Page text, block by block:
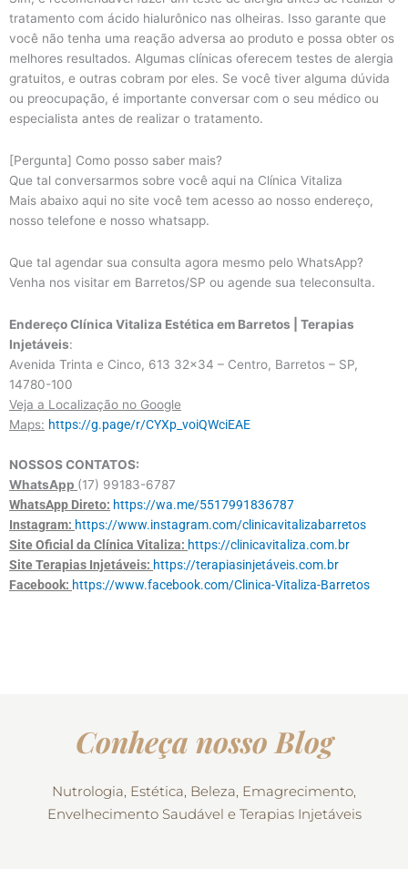
tratamento com ácido hialurônico nas olheiras. Isso garante que
você não tenha uma reação adversa ao produto e possa obter os
melhores resultados. Algumas clínicas oferecem testes de alergia
gratuitos, e outras cobram por eles. Se você tiver alguma dúvida
ou preocupação, é importante conversar com o seu médico ou
especialista antes de realizar o tratamento.
[Pergunta] Como posso saber mais?
Que tal conversarmos sobre você aqui na Clínica Vitaliza
Mais abaixo aqui no site você tem acesso ao nosso endereço,
nosso telefone e nosso whatsapp.
Que tal agendar sua consulta agora mesmo pelo WhatsApp?
Venha nos visitar em Barretos/SP ou agende sua teleconsulta.
Endereço Clínica Vitaliza Estética em Barretos | Terapias
Injetáveis:
Avenida Trinta e Cinco, 613 32×34 – Centro, Barretos – SP,
14780-100
Veja a Localização no Google
Maps: https://g.page/r/CYXp_voiQWciEAE
NOSSOS CONTATOS:
WhatsApp (17) 99183-6787
WhatsApp Direto: https://wa.me/5517991836787
Instagram: https://www.instagram.com/clinicavitalizabarretos
Site Oficial da Clínica Vitaliza: https://clinicavitaliza.com.br
Site Terapias Injetáveis: https://terapiasinjetáveis.com.br
Facebook: https://www.facebook.com/Clinica-Vitaliza-Barretos
Conheça nosso Blog
Nutrologia, Estética, Beleza, Emagrecimento,
Envelhecimento Saudável e Terapias Injetáveis